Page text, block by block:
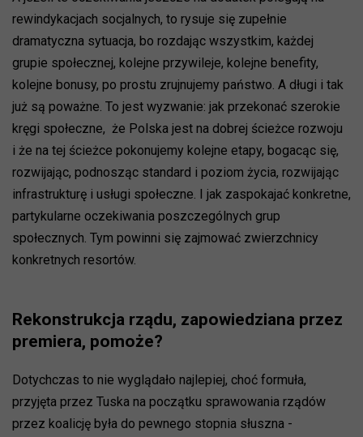
rewindykacjach socjalnych, to rysuje się zupełnie
dramatyczna sytuacja, bo rozdając wszystkim, każdej
grupie społecznej, kolejne przywileje, kolejne benefity,
kolejne bonusy, po prostu zrujnujemy państwo. A długi i tak
już są poważne. To jest wyzwanie: jak przekonać szerokie
kręgi społeczne, że Polska jest na dobrej ścieżce rozwoju
i że na tej ścieżce pokonujemy kolejne etapy, bogacąc się,
rozwijając, podnosząc standard i poziom życia, rozwijając
infrastrukturę i usługi społeczne. I jak zaspokajać konkretne,
partykularne oczekiwania poszczególnych grup
społecznych. Tym powinni się zajmować zwierzchnicy
konkretnych resortów.
Rekonstrukcja rządu, zapowiedziana przez
premiera, pomoże?
Dotychczas to nie wyglądało najlepiej, choć formuła,
przyjęta przez Tuska na początku sprawowania rządów
przez koalicję była do pewnego stopnia słuszna -